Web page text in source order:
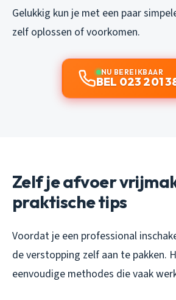
Gelukkig kun je met een paar
zelf oplossen of voorkomen.
NU BEREIKBAAR
BEL 023 201
Zelf je afvoer
praktische tips
Voordat je een professional
de verstopping zelf aan te pakken.
eenvoudige methodes die vaak